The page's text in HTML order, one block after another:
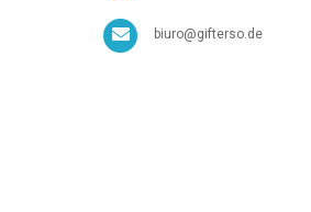
biuro@gifterso.de